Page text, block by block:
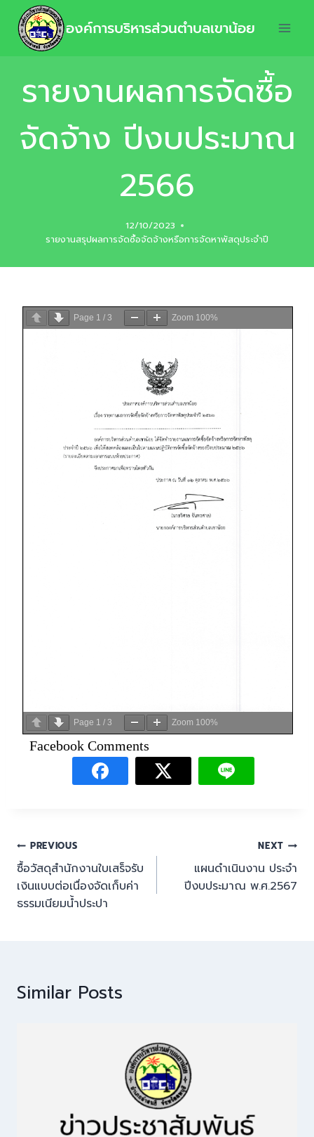
องค์การบริหารส่วนตำบลเขาน้อย
รายงานผลการจัดซื้อ
จัดจ้าง ปีงบประมาณ
2566
12/10/2023
รายงานสรุปผลการจัดซื้อจัดจ้างหรือการจัดหาพัสดุประจำปี
Page 1 / 3 Zoom 100%
Page 1 / 3 Zoom 100%
Facebook Comments
PREVIOUS
ซื้อวัสดุสำนักงานใบเสร็จรับ
เงินแบบต่อเนื่องจัดเก็บค่า
ธรรมเนียมน้ำประปา
NEXT
แผนดำเนินงาน ประจำ
ปีงบประมาณ พ.ศ.2567
Similar Posts